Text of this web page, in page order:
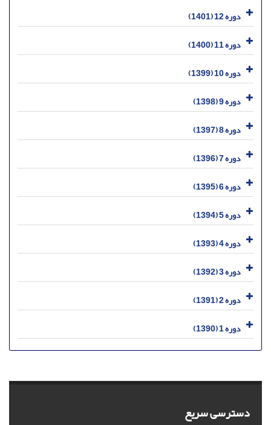
دوره 12 (1401)
دوره 11 (1400)
دوره 10 (1399)
دوره 9 (1398)
دوره 8 (1397)
دوره 7 (1396)
دوره 6 (1395)
دوره 5 (1394)
دوره 4 (1393)
دوره 3 (1392)
دوره 2 (1391)
دوره 1 (1390)
دسترسی سریع